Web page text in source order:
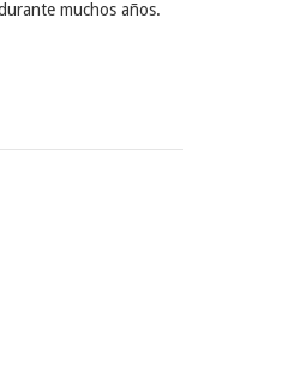
muchos años.